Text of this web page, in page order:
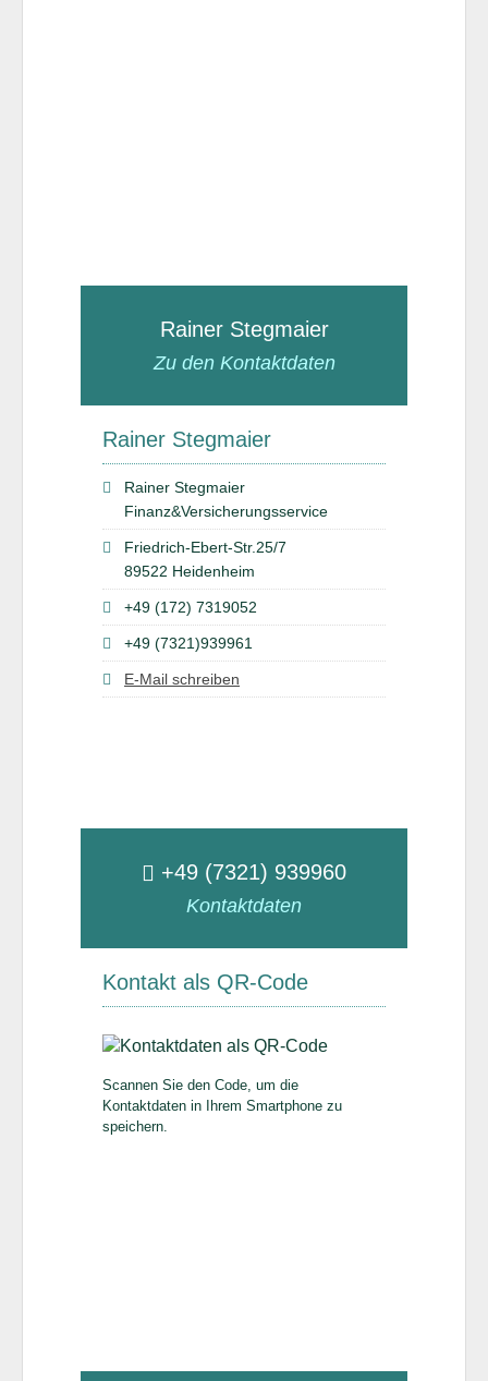
Rainer Stegmaier
Zu den Kontaktdaten
Rainer Stegmaier
Rainer Stegmaier
Finanz&Versicherungsservice
Friedrich-Ebert-Str.25/7
89522 Heidenheim
+49 (172) 7319052
+49 (7321)939961
E-Mail schreiben
+49 (7321) 939960
Kontaktdaten
Kontakt als QR-Code
Scannen Sie den Code, um die
Kontaktdaten in Ihrem Smartphone zu
speichern.